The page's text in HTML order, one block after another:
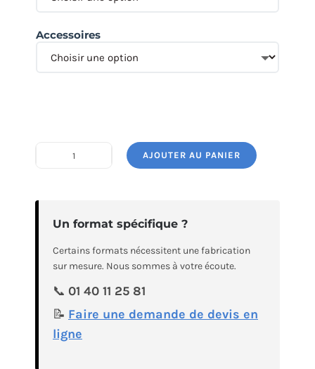
Accessoires
L
AJOUTER AU PANIER
Un format spécifique ?
Certains formats nécessitent une fabrication
sur mesure. Nous sommes à votre écoute.
📞 01 40 11 25 81
📝 Faire une demande de devis en
ligne